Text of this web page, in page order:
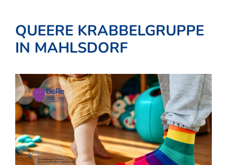
QUEERE KRABBELGRUPPE
IN MAHLSDORF